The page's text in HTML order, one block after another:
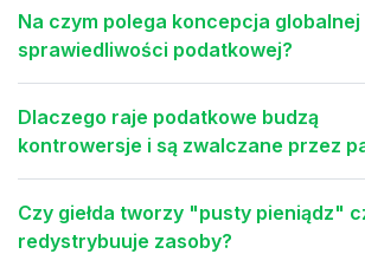
Na czym polega koncepcja globalnej
sprawiedliwości podatkowej?
Dlaczego raje podatkowe budzą
kontrowersje i są zwalczane przez
Czy giełda tworzy "pusty pieniądz"
redystrybuuje zasoby?